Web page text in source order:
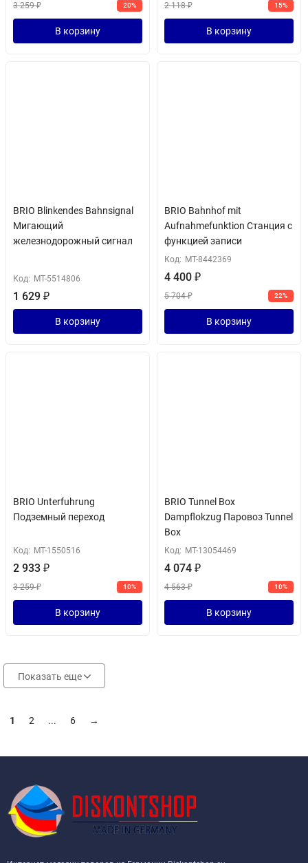
3 259₽ 20%
В корзину
2 118₽ 15%
В корзину
BRIO Blinkendes Bahnsignal
Мигающий
железнодорожный сигнал
Код: MT-5514806
1 629 ₽
В корзину
BRIO Bahnhof mit
Aufnahmefunktion Станция с
функцией записи
Код: MT-8442369
4 400 ₽
5 704₽ 22%
В корзину
BRIO Unterfuhrung
Подземный переход
Код: MT-1550516
2 933 ₽
3 259₽ 10%
В корзину
BRIO Tunnel Box
Dampflokzug Паровоз Tunnel
Box
Код: MT-13054469
4 074 ₽
4 563₽ 10%
В корзину
Показать еще
1 2 ... 6 →